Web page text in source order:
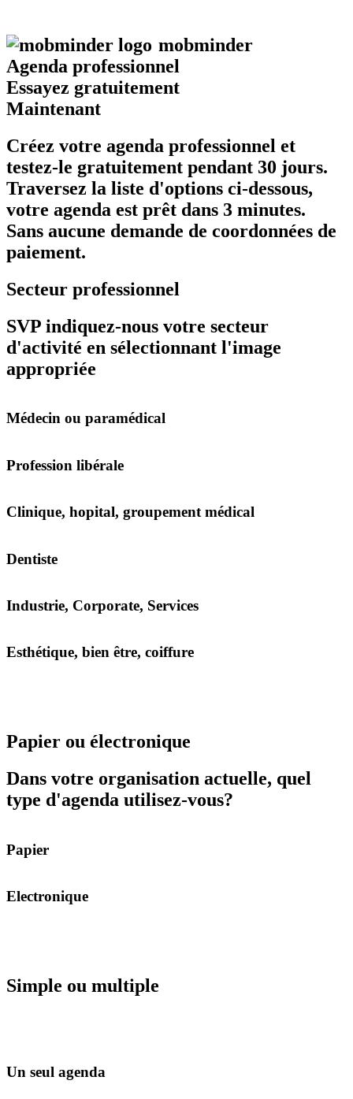
mobminder
Agenda professionnel
Essayez gratuitement
Maintenant
Créez votre agenda professionnel et
testez-le gratuitement pendant 30 jours.
Traversez la liste d'options ci-dessous,
votre agenda est prêt dans 3 minutes.
Sans aucune demande de coordonnées de
paiement.
Secteur professionnel
SVP indiquez-nous votre secteur
d'activité en sélectionnant l'image
appropriée
Médecin ou paramédical
Profession libérale
Clinique, hopital, groupement médical
Dentiste
Industrie, Corporate, Services
Esthétique, bien être, coiffure
Papier ou électronique
Dans votre organisation actuelle, quel
type d'agenda utilisez-vous?
Papier
Electronique
Simple ou multiple
Un seul agenda